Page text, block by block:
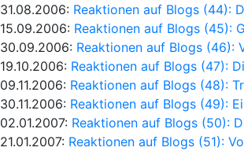
31.08.2006: Reaktionen auf Blogs (44):
15.09.2006: Reaktionen auf Blogs (45):
30.09.2006: Reaktionen auf Blogs (46):
19.10.2006: Reaktionen auf Blogs (47):
09.11.2006: Reaktionen auf Blogs (48):
30.11.2006: Reaktionen auf Blogs (49):
02.01.2007: Reaktionen auf Blogs (50):
21.01.2007: Reaktionen auf Blogs (51):